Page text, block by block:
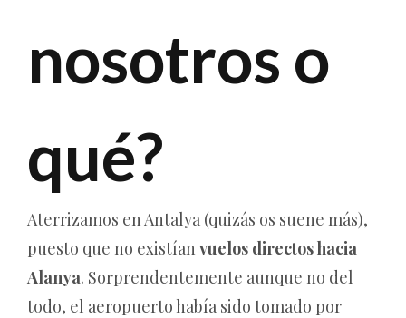
nosotros o
qué?
Aterrizamos en Antalya (quizás os suene más),
puesto que no existían vuelos directos hacia
Alanya. Sorprendentemente aunque no del
todo, el aeropuerto había sido tomado por